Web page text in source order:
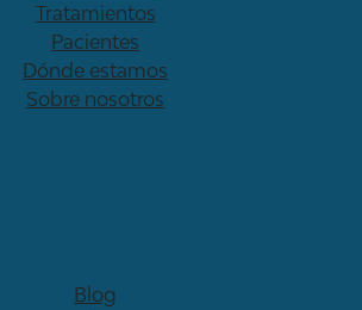
Tratamientos
Pacientes
Dónde estamos
Sobre nosotros
Blog